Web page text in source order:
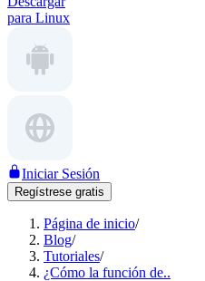
para Linux
Iniciar Sesión
Regístrese gratis
Página de inicio/
Blog/
Tutoriales/
¿Cómo la función de..